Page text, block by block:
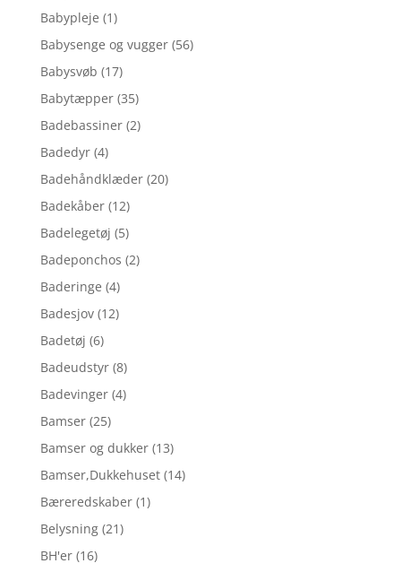
Babypleje (1)
Babysenge og vugger (56)
Babysvøb (17)
Babytæpper (35)
Badebassiner (2)
Badedyr (4)
Badehåndklæder (20)
Badekåber (12)
Badelegetøj (5)
Badeponchos (2)
Baderinge (4)
Badesjov (12)
Badetøj (6)
Badeudstyr (8)
Badevinger (4)
Bamser (25)
Bamser og dukker (13)
Bamser,Dukkehuset (14)
Bæreredskaber (1)
Belysning (21)
BH'er (16)